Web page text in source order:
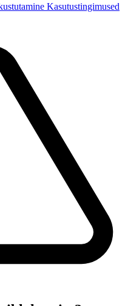
Kasutustingimused